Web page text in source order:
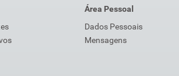
Área Pessoal
Dados Pessoais
Mensagens